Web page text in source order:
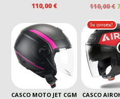
110,00€ 110,00€
CASCO MOTO JET CGM
In offerta!
CASCO